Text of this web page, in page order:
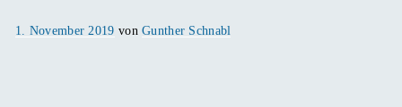
Veröffentlicht
1. November 2019 vonGunther Schnabl